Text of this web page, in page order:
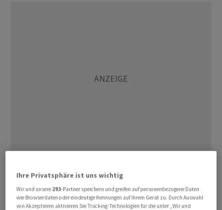
Galderma
erhält am Dienstag von der Privatbank
Berenberg eine Kurszielerhöhung auf 117,10 Franken
von 115,40 Franken mit der Einstufung «Buy».
Ihre Privatsphäre ist uns wichtig
Wir und unsere 293-Partner speichern und greifen auf personenbezogene Daten
wie Browserdaten oder eindeutige Kennungen auf Ihrem Gerät zu. Durch Auswahl
von Akzeptieren aktivieren Sie Tracking-Technologien für die unter „Wir und